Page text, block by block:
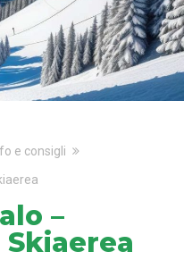
e consigli
–